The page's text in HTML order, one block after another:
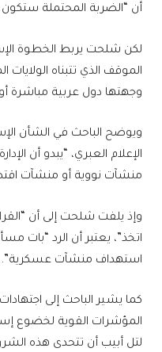
أن “الضربة المحتملة ستكون
لكن شلحت يربط الخطوة
الموقف الذي تتبناه
وجهتها دول عربية مباشرة
ويوضح الباحث في الشأن
الإعلام العبري، “يبدو أن
منشآت نووية أو منشآت
وإذ يلفت شلحت إلى أن
اتخذ”، يعتبر أن الرد “بات
استهداف منشآت عسكرية”.
كما يشير الباحث إلى
المؤشرات القوية لخضوع
لتل أبيب أن تتحدى هذه